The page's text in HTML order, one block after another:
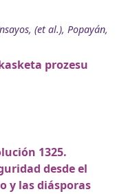
(et al.), Popayán,
prozesu
1325.
desde el
y las diásporas